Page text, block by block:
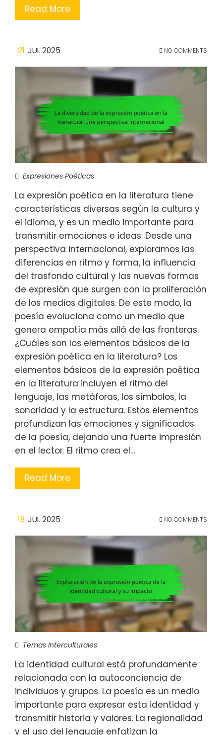
Read More
21 JUL 2025 NO COMMENTS
Expresiones Poéticas
La expresión poética en la literatura tiene
características diversas según la cultura y
el idioma, y es un medio importante para
transmitir emociones e ideas. Desde una
perspectiva internacional, exploramos las
diferencias en ritmo y forma, la influencia
del trasfondo cultural y las nuevas formas
de expresión que surgen con la proliferación
de los medios digitales. De este modo, la
poesía evoluciona como un medio que
genera empatía más allá de las fronteras.
¿Cuáles son los elementos básicos de la
expresión poética en la literatura? Los
elementos básicos de la expresión poética
en la literatura incluyen el ritmo del
lenguaje, las metáforas, los símbolos, la
sonoridad y la estructura. Estos elementos
profundizan las emociones y significados
de la poesía, dejando una fuerte impresión
en el lector. El ritmo crea el…
Read More
18 JUL 2025 NO COMMENTS
Temas Interculturales
La identidad cultural está profundamente
relacionada con la autoconciencia de
individuos y grupos. La poesía es un medio
importante para expresar esta identidad y
transmitir historia y valores. La regionalidad
y el uso del lenguaje enfatizan la